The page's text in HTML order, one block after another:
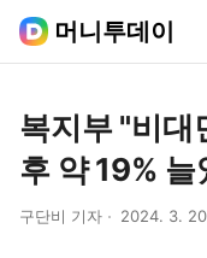
머니투데이
복지부 "비대
후 약 19% 늘
구단비 기자 2024. 3.